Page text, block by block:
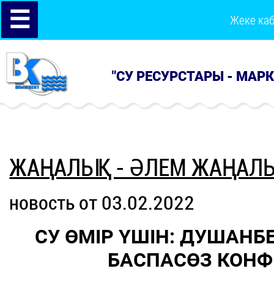
☰ Жеке
"СУ РЕСУРСТАРЫ -
ЖАҢАЛЫҚ - ӘЛЕМ
новость от 03.02.2022
СУ ӨМІР ҮШІН:
БАСПАСӨЗ